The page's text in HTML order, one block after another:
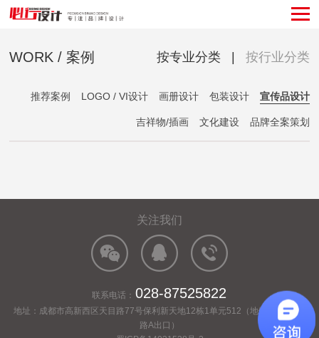
WORK / 案例 按专业分类 按行业分类
推荐案例 LOGO / VI设计 画册设计 包装设计 宣传品设计
吉祥物/插画 文化建设 品牌全案策划
关注我们
联系电话： 028-87525822
地址：成都市高新西区天目路77号保利新天地12栋1单元512（地铁2号线百草
路A出口）